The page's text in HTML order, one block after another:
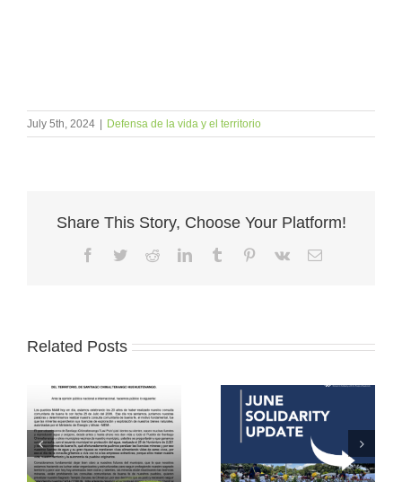
July 5th, 2024 Defensa de la vida y el territorio
Share This Story, Choose Your Platform!
Facebook
TwitterRedditLinkedInTumblr Pinterest
Vk Email
Related Posts